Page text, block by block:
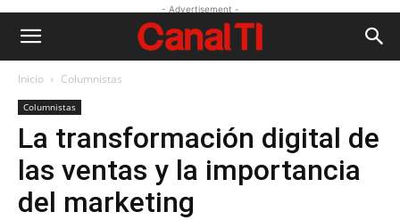
- Advertisement -
Inicio Columnistas
Columnistas
La transformación digital de
las ventas y la importancia
del marketing